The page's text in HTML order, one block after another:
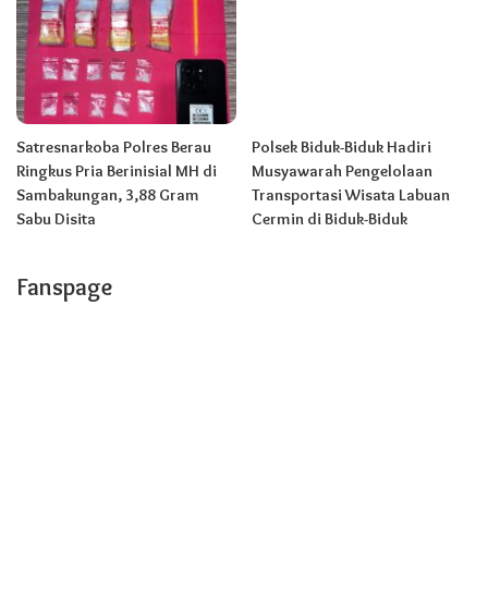
Satresnarkoba Polres Berau
Ringkus Pria Berinisial MH di
Sambakungan, 3,88 Gram
Sabu Disita
Polsek Biduk-Biduk Hadiri
Musyawarah Pengelolaan
Transportasi Wisata Labuan
Cermin di Biduk-Biduk
Fanspage